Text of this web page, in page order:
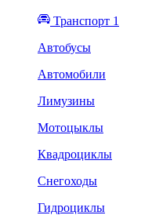
Транспорт 1
Автобусы
Автомобили
Лимузины
Мотоцыклы
Квадроциклы
Снегоходы
Гидроциклы